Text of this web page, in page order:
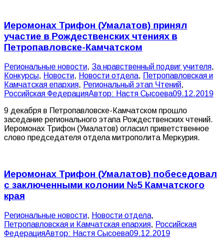
Иеромонах Трифон (Умалатов) принял
участие в Рождественских чтениях в
Петропавловске-Камчатском
Pегиональные новости, За нравственный подвиг учителя,
Конкурсы, Новости, Новости отдела, Петропавловская и
Камчатская епархия, Региональный этап Чтений,
Российская ФедерацияАвтор: Настя Сысоева09.12.2019
9 декабря в Петропавловске-Камчатском прошло
заседание регионального этапа Рождественских чтений.
Иеромонах Трифон (Умалатов) огласил приветственное
слово председателя отдела митрополита Меркурия.
Иеромонах Трифон (Умалатов) побеседовал
с заключенными колонии №5 Камчатского
края
Pегиональные новости, Новости отдела,
Петропавловская и Камчатская епархия, Российская
ФедерацияАвтор: Настя Сысоева09.12.2019